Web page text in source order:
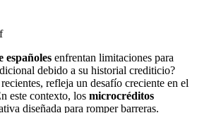
españoles enfrentan limitaciones para
debido a su historial crediticio?
refleja un desafío creciente en el
este contexto, los microcréditos
diseñada para romper barreras.